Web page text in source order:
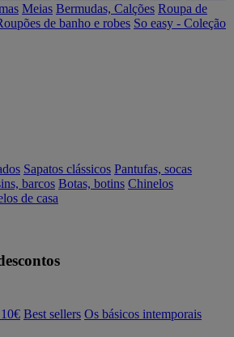
Meias Bermudas, Calções Roupa de
de banho e robes So easy - Coleção
Sapatos clássicos Pantufas, socas
barcos Botas, botins Chinelos
de casa
Best sellers Os básicos intemporais